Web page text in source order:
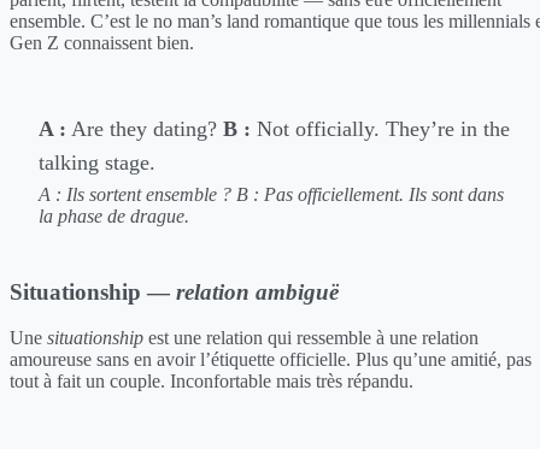
ensemble. C’est le no man’s land romantique que tous les millennials
Gen Z connaissent bien.
A : Are they dating? B : Not officially. They’re in the
talking stage.
A : Ils sortent ensemble ? B : Pas officiellement. Ils sont dans
la phase de drague.
Situationship — relation ambiguë
Une situationship est une relation qui ressemble à une relation
amoureuse sans en avoir l’étiquette officielle. Plus qu’une amitié, pas
tout à fait un couple. Inconfortable mais très répandu.